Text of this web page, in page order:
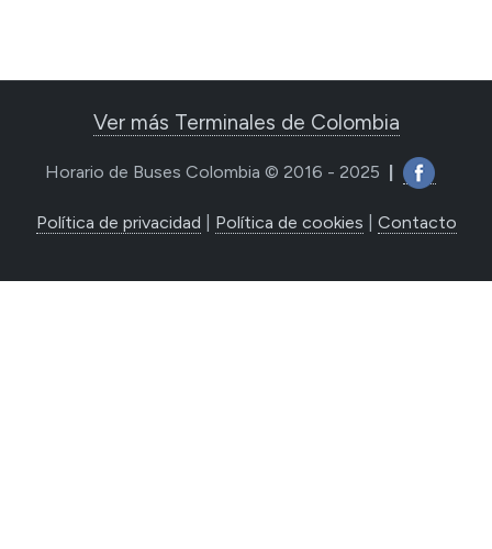
Ver más Terminales de Colombia
Horario de Buses Colombia © 2016 - 2025 |
Política de privacidad Política de cookies Contacto